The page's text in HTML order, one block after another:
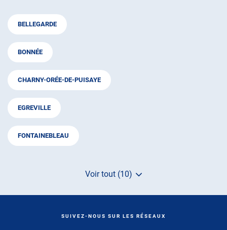
BELLEGARDE
BONNÉE
CHARNY-ORÉE-DE-PUISAYE
EGREVILLE
FONTAINEBLEAU
Voir tout (10)
de
de
de
SUIVEZ-NOUS SUR LES RÉSEAUX